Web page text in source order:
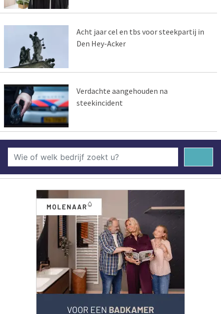
Acht jaar cel en tbs voor steekpartij in
Den Hey-Acker
Verdachte aangehouden na
steekincident